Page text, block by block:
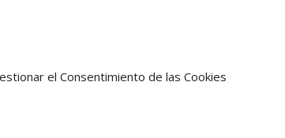
el Consentimiento de las Cookies